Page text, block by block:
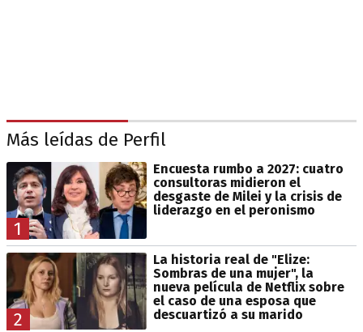
Más leídas de Perfil
1
Encuesta rumbo a 2027: cuatro
consultoras midieron el
desgaste de Milei y la crisis de
liderazgo en el peronismo
2
La historia real de "Elize:
Sombras de una mujer", la
nueva película de Netflix sobre
el caso de una esposa que
descuartizó a su marido